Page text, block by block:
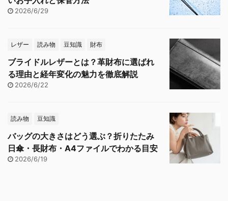
2026/6/29
レザー 読み物 豆知識 財布
ブライドルレザーとは？革財布に選ばれ
る理由と経年変化の魅力を徹底解説
2026/6/22
読み物 豆知識
バッグの大きさはどう選ぶ？折りたたみ
日傘・長財布・A4ファイルでわかる目安
2026/6/19